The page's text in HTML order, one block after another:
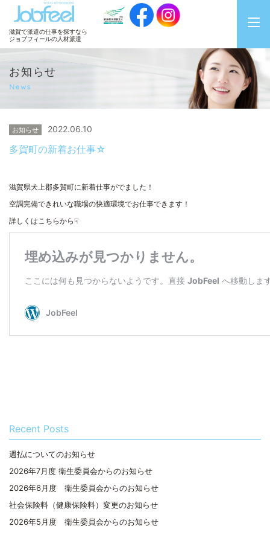
JobFeel
滋賀で派遣の仕事を探すなら
ジョブフィールの人材派遣
お知らせ
News
お知らせ 2022.06.10
多賀町の新着お仕事☆
滋賀県犬上郡多賀町に新着仕事がでました！
空調完備できれいな職場の快適環境でお仕事できます！
詳しくはこちらから☟
Recent Posts
週払についてのお知らせ
2026年7月度 衛生委員会からのお知らせ
2026年6月度 衛生委員会からのお知らせ
社会保険料（健康保険料）変更のお知らせ
2026年5月度 衛生委員会からのお知らせ